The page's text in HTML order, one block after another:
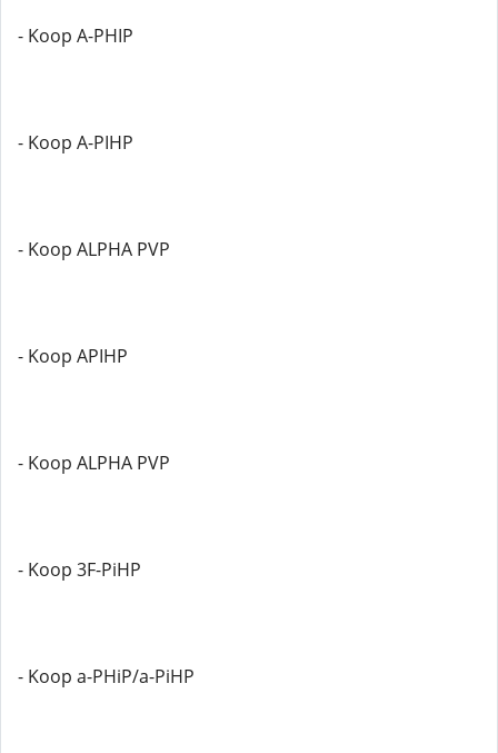
- Koop A-PHIP
- Koop A-PIHP
- Koop ALPHA PVP
- Koop APIHP
- Koop ALPHA PVP
- Koop 3F-PiHP
- Koop a-PHiP/a-PiHP